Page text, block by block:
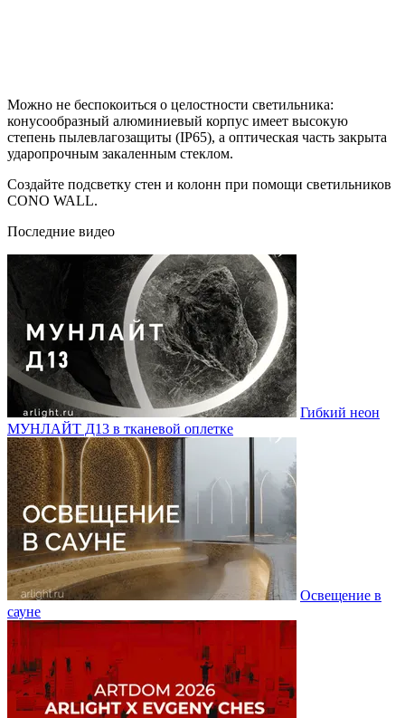
Можно не беспокоиться о целостности светильника:
конусообразный алюминиевый корпус имеет высокую
степень пылевлагозащиты (IP65), а оптическая часть закрыта
ударопрочным закаленным стеклом.
Создайте подсветку стен и колонн при помощи светильников
CONO WALL.
Последние видео
Гибкий неон
МУНЛАЙТ Д13 в тканевой оплетке
Освещение в
сауне